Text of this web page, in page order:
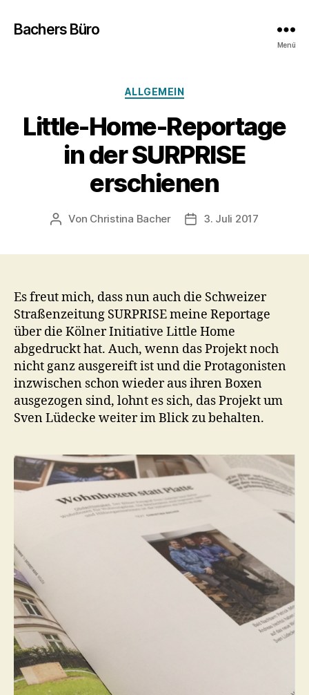
Bachers Büro
Menü
Kategorien
ALLGEMEIN
Little-Home-Reportage
in der SURPRISE
erschienen
Beitragsautor
Von Christina Bacher 3. Juli 2017
Es freut mich, dass nun auch die Schweizer
Straßenzeitung SURPRISE meine Reportage
über die Kölner Initiative Little Home
abgedruckt hat. Auch, wenn das Projekt noch
nicht ganz ausgereift ist und die Protagonisten
inzwischen schon wieder aus ihren Boxen
ausgezogen sind, lohnt es sich, das Projekt um
Sven Lüdecke weiter im Blick zu behalten.